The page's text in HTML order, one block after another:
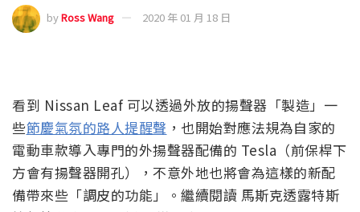
byRoss Wang 2020 年 01 月 18 日
看到 Nissan Leaf 可以透過外放的揚聲器「製造」一
些節慶氣氛的路人提醒聲 ，也開始對應法規為自家的
電動車款導入專門的外揚聲器配備的 Tesla（前保桿下
方會有揚聲器開孔），不意外地也將會為這樣的新配
備帶來些「調皮的功能」。繼續閱讀 馬斯克透露特斯